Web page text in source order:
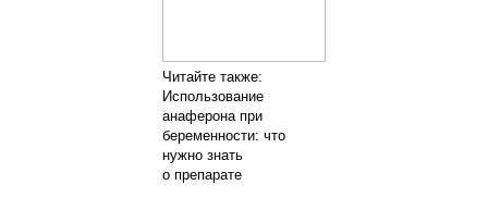
Читайте также:
Использование
анаферона при
беременности: что
нужно знать
о препарате